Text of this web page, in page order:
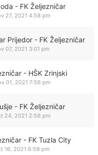
- FK Željezničar
27, 2021 4:58 pm
Prijedor - FK Željezničar
07, 2021 3:01 pm
- HŠK Zrinjski
01, 2021 7:56 pm
- FK Željezničar
24, 2021 2:56 pm
- FK Tuzla City
16, 2021 6:59 pm